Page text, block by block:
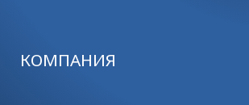
КОМПАНИЯ